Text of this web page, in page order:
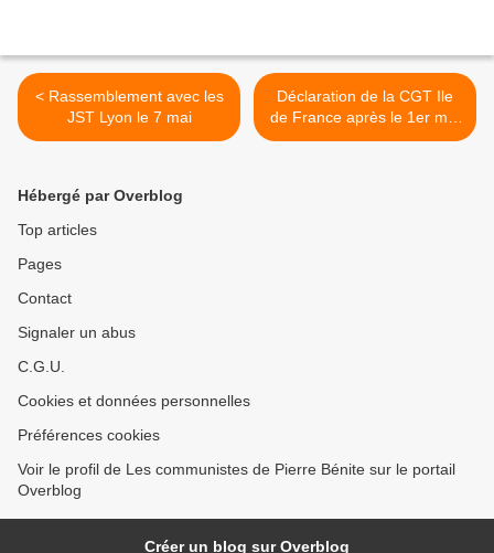
< Rassemblement avec les
JST Lyon le 7 mai
Déclaration de la CGT Ile
de France après le 1er mai
>
Hébergé par Overblog
Top articles
Pages
Contact
Signaler un abus
C.G.U.
Cookies et données personnelles
Préférences cookies
Voir le profil de Les communistes de Pierre Bénite sur le portail
Overblog
Créer un blog sur Overblog